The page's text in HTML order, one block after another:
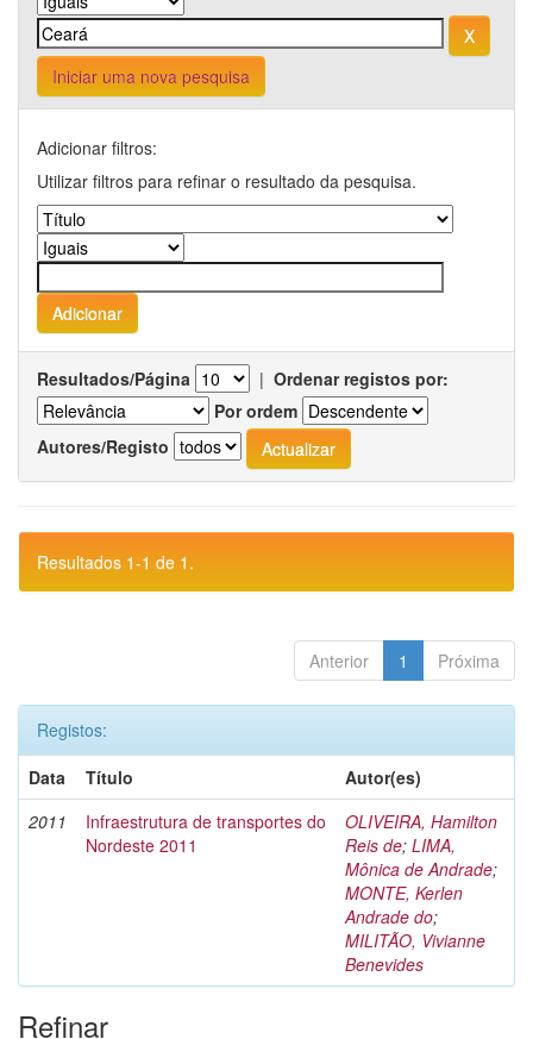
Iniciar uma nova pesquisa
Adicionar filtros:
Utilizar filtros para refinar o resultado da pesquisa.
Resultados/Página | Ordenar registos por:
Por ordem
Autores/Registo
Resultados 1-1 de 1.
Anterior 1 Próxima
Registos:
Data
Título
Autor(es)
2011
Infraestrutura de transportes do
Nordeste 2011
OLIVEIRA, Hamilton
Reis de; LIMA,
Mônica de Andrade;
MONTE, Kerlen
Andrade do;
MILITÃO, Vivianne
Benevides
Refinar